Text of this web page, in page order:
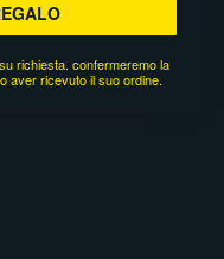
richiesta. confermeremo la
aver ricevuto il suo ordine.